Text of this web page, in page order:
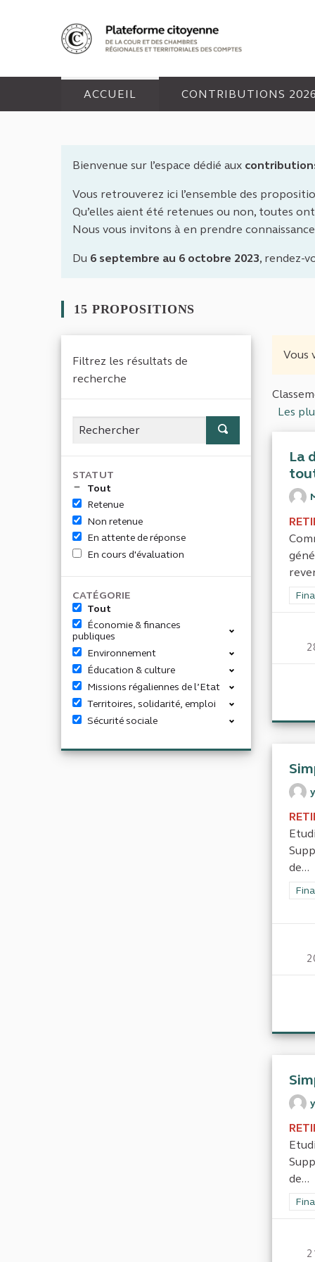
ACCUEIL CONTRIBUTIONS 2026
Bienvenue sur l’espace dédié aux
Vous retrouverez ici l’ensemble des
Qu’elles aient été retenues ou non, toutes
Nous vous invitons à en prendre
Du 6 septembre au 6 octobre 2023, rendez-
15 PROPOSITIONS
Filtrez les résultats de
recherche
STATUT
Tout
Retenue
Non retenue
En attente de réponse
En cours d'évaluation
CATÉGORIE
Tout
Économie & finances
publiques
Environnement
Éducation & culture
Missions régaliennes de l’Etat
Territoires, solidarité, emploi
Sécurité sociale
Vous
Les
La
de...
de...